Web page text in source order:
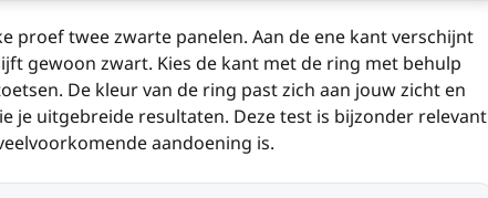
proef twee zwarte panelen. Aan de ene kant verschijnt
gewoon zwart. Kies de kant met de ring met behulp
De kleur van de ring past zich aan jouw zicht en
je uitgebreide resultaten. Deze test is bijzonder relevant
aandoening is.